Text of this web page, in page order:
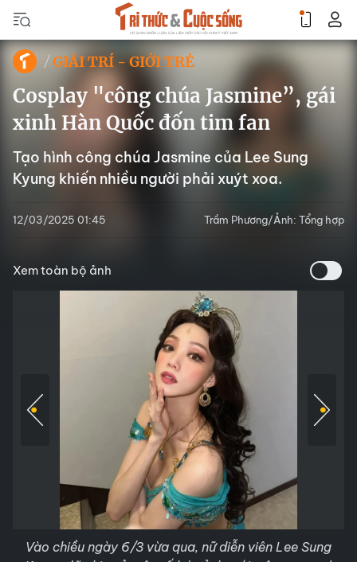
GIẢI TRÍ - GIỚI TRẺ
Cosplay "công chúa Jasmine”, gái
xinh Hàn Quốc đốn tim fan
Tạo hình công chúa Jasmine của Lee Sung
Kyung khiến nhiều người phải xuýt xoa.
12/03/2025 01:45 Trầm Phương/Ảnh: Tổng hợp
Xem toàn bộ ảnh
Vào chiều ngày 6/3 vừa qua, nữ diễn viên Lee Sung